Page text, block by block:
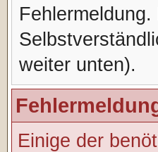
weiter unten).
Einige der